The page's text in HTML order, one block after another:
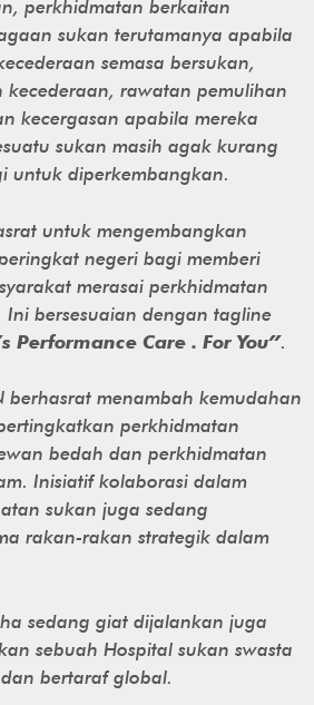
perkhidmatan berkaitan
sukan terutamanya apabila
semasa bersukan,
kecederaan, rawatan pemulihan
kecergasan apabila mereka
sukan masih agak kurang
untuk diperkembangkan.
untuk mengembangkan
negeri bagi memberi
merasai perkhidmatan
Ini bersesuaian dengan tagline
Performance Care . For You”.
berhasrat menambah kemudahan
perkhidmatan
bedah dan perkhidmatan
Inisiatif kolaborasi dalam
sukan juga sedang
rakan-rakan strategik dalam
sedang giat dijalankan juga
sebuah Hospital sukan swasta
bertaraf global.